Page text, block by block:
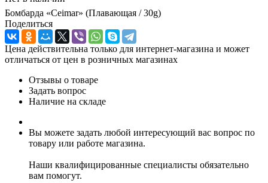
Бомбарда «Ceimar» (Плавающая / 30g)
Поделиться
Цена действительна только для интернет-магазина и может
отличаться от цен в розничных магазинах
Отзывы о товаре
Задать вопрос
Наличие на складе
Вы можете задать любой интересующий вас вопрос по
товару или работе магазина.
Наши квалифицированные специалисты обязательно
вам помогут.